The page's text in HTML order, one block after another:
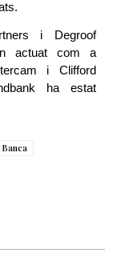
i Degroof
actuat com a
i Clifford
ha estat
Banca